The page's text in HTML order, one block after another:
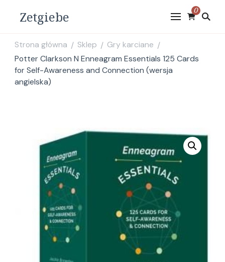
Zetgiebe 0
Strona główna / Sklep / Gry karciane /
Potter Clarkson N Enneagram Essentials 125 Cards
for Self-Awareness and Connection (wersja
angielska)